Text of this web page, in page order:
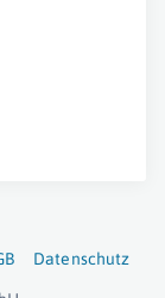
Datenschutz